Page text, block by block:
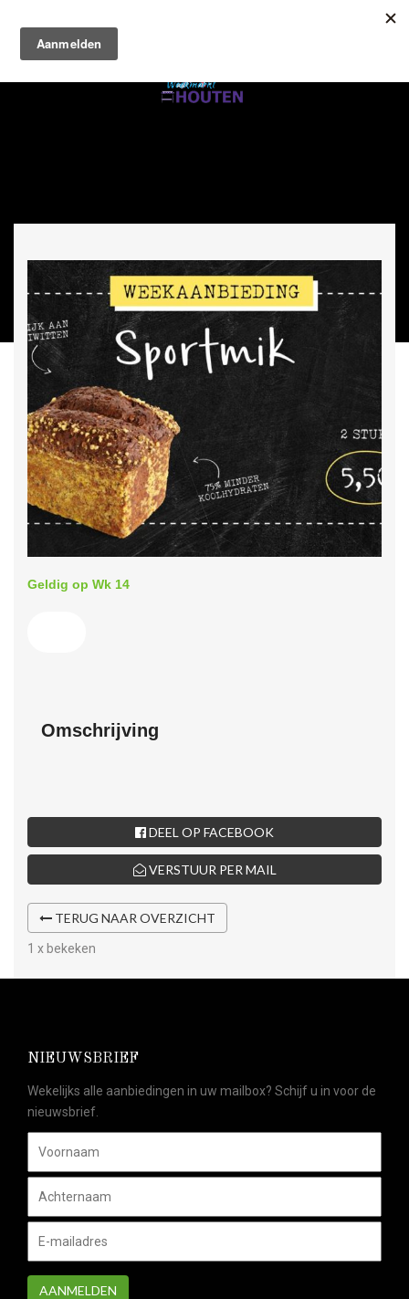
Geldig op Wk 14
Omschrijving
DEEL OP FACEBOOK
VERSTUUR PER MAIL
TERUG NAAR OVERZICHT
1 x bekeken
NIEUWSBRIEF
Wekelijks alle aanbiedingen in uw mailbox? Schijf u in voor de
nieuwsbrief.
AANMELDEN